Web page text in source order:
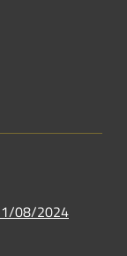
08/2024